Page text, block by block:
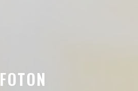
FOTON